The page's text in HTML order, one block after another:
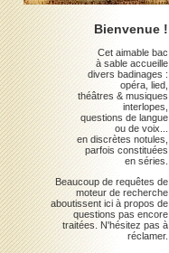
Bienvenue !
Cet aimable bac
à sable accueille
divers badinages :
opéra, lied,
théâtres & musiques
interlopes,
questions de langue
ou de voix...
en discrètes notules,
parfois constituées
en séries.
Beaucoup de requêtes de
moteur de recherche
aboutissent ici à propos de
questions pas encore
traitées. N'hésitez pas à
réclamer.